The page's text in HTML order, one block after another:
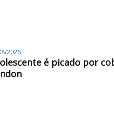
2026
é picado por